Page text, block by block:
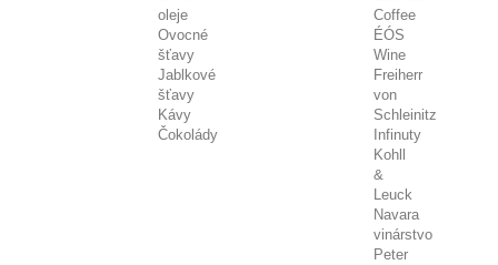
oleje
Ovocné
šťavy
Jablkové
šťavy
Kávy
Čokolády
Coffee
ÉÓS
Wine
Freiherr
von
Schleinitz
Infinuty
Kohll
&
Leuck
Navara
vinárstvo
Peter